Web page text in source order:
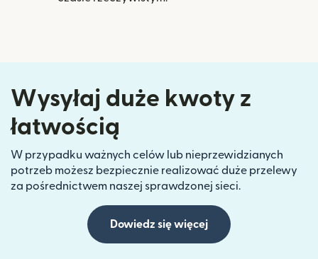
Wysyłaj duże kwoty z
łatwością
W przypadku ważnych celów lub nieprzewidzianych
potrzeb możesz bezpiecznie realizować duże przelewy
za pośrednictwem naszej sprawdzonej sieci.
Dowiedz się więcej